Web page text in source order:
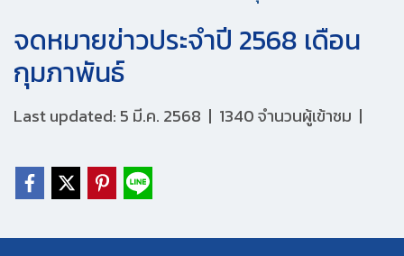
จดหมายข่าวประจำปี 2568 เดือน
กุมภาพันธ์
Last updated: 5 มี.ค. 2568 | 1340 จำนวนผู้เข้าชม |